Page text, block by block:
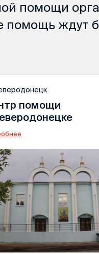
помощи
помощь ждут
помощи